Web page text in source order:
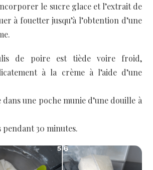
le sucre glace et l’extrait de
à fouetter jusqu’à l’obtention d’une
de poire est tiède voire froid,
à la crème à l’aide d’une
dans une poche munie d’une douille à
pendant 30 minutes.